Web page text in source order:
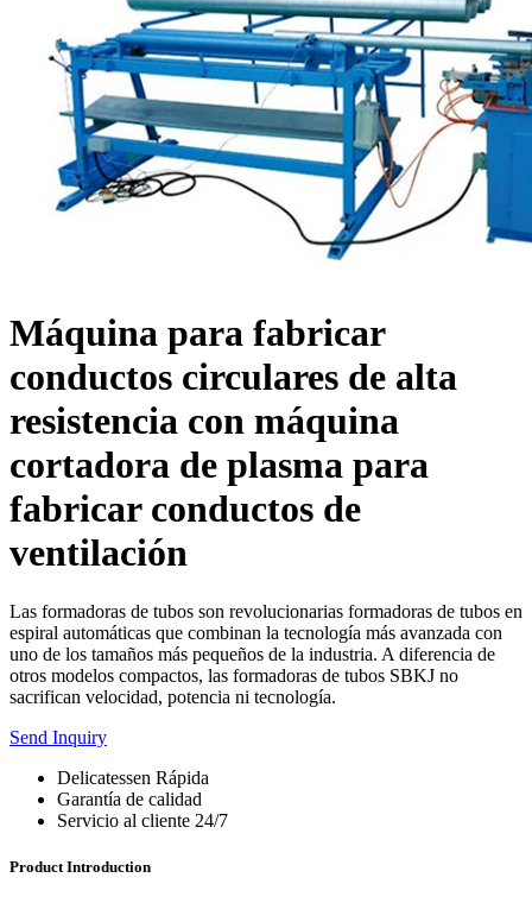
Máquina para fabricar
conductos circulares de alta
resistencia con máquina
cortadora de plasma para
fabricar conductos de
ventilación
Las formadoras de tubos son revolucionarias formadoras de tubos en
espiral automáticas que combinan la tecnología más avanzada con
uno de los tamaños más pequeños de la industria. A diferencia de
otros modelos compactos, las formadoras de tubos SBKJ no
sacrifican velocidad, potencia ni tecnología.
Send Inquiry
Delicatessen Rápida
Garantía de calidad
Servicio al cliente 24/7
Product Introduction